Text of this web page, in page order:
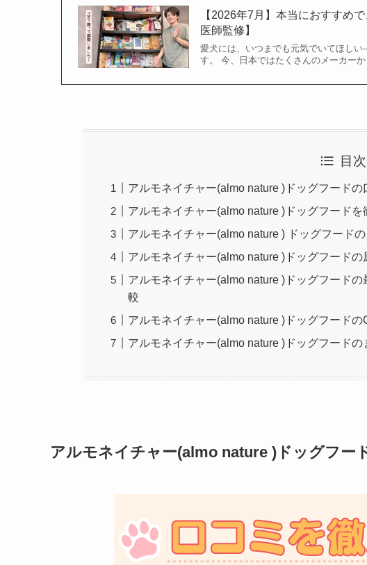
【2026年7月】本当におすすめ
医師監修】
愛犬には、いつまでも元気でいてほし
す。 今、日本ではたくさんのメーカー
目次
アルモネイチャー(almo nature )ドッグフードの
アルモネイチャー(almo nature )ドッグフードを
アルモネイチャー(almo nature ) ドッグフード
アルモネイチャー(almo nature )ドッグフードの
アルモネイチャー(almo nature )ドッグフード
較
アルモネイチャー(almo nature )ドッグフードの
アルモネイチャー(almo nature )ドッグフードの
アルモネイチャー(almo nature )ドッグフー